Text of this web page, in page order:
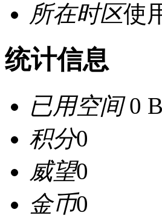
所在时区使
统计信息
已用空间0 B
积分0
威望0
金币0